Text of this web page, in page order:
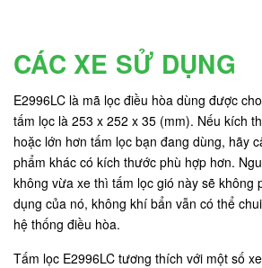
CÁC XE SỬ DỤNG
E2996LC là mã lọc điều hòa dùng được
tấm lọc là 253 x 252 x 35 (mm). Nếu kích
hoặc lớn hơn tấm lọc bạn đang dùng, hãy
phẩm khác có kích thước phù hợp hơn.
không vừa xe thì tấm lọc gió này sẽ không
dụng của nó, không khí bẩn vẫn có thể
hệ thống điều hòa.
Tấm lọc E2996LC tương thích với một số